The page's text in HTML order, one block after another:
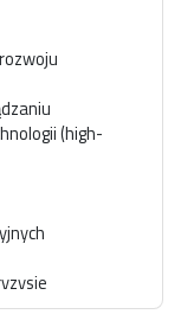
(high-